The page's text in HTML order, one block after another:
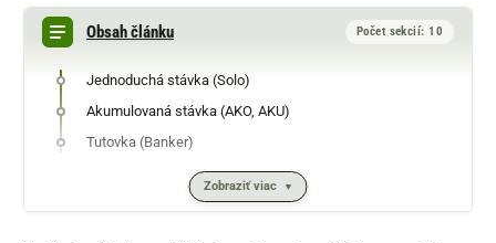
Obsah článku Počet sekcií: 10
Jednoduchá stávka (Solo)
Akumulovaná stávka (AKO, AKU)
Tutovka (Banker)
Zobraziť viac